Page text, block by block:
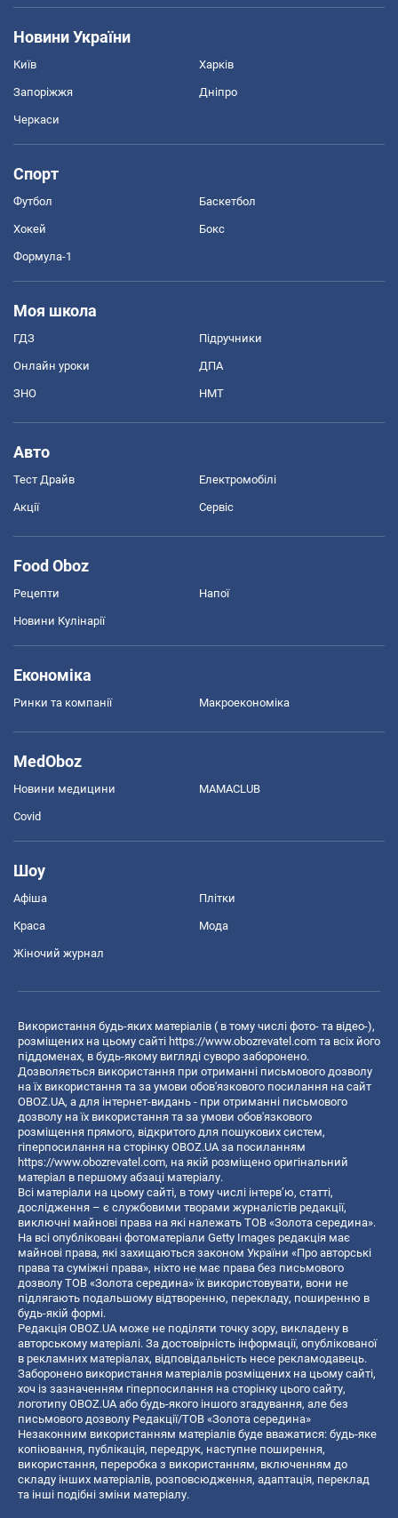
Новини України
Київ Харків
Запоріжжя Дніпро
Черкаси
Спорт
Футбол Баскетбол
Хокей Бокс
Формула-1
Моя школа
ГДЗ Підручники
Онлайн уроки ДПА
ЗНО НМТ
Авто
Тест Драйв Електромобілі
Акції Сервіс
Food Oboz
Рецепти Напої
Новини Кулінарії
Економіка
Ринки та компанії Макроекономіка
MedOboz
Новини медицини MAMACLUB
Covid
Шоу
Афіша Плітки
Краса Мода
Жіночий журнал
Використання будь-яких матеріалів ( в тому числі фото- та відео-),
розміщених на цьому сайті https://www.obozrevatel.com та всіх його
піддоменах, в будь-якому вигляді суворо заборонено.
Дозволяється використання при отриманні письмового дозволу
на їх використання та за умови обов'язкового посилання на сайт
OBOZ.UA, а для інтернет-видань - при отриманні письмового
дозволу на їх використання та за умови обов'язкового
розміщення прямого, відкритого для пошукових систем,
гіперпосилання на сторінку OBOZ.UA за посиланням
https://www.obozrevatel.com, на якій розміщено оригінальний
матеріал в першому абзаці матеріалу.
Всі матеріали на цьому сайті, в тому числі інтерв’ю, статті,
дослідження – є службовими творами журналістів редакції,
виключні майнові права на які належать ТОВ «Золота середина».
На всі опубліковані фотоматеріали Getty Images редакція має
майнові права, які захищаються законом України «Про авторські
права та суміжні права», ніхто не має права без письмового
дозволу ТОВ «Золота середина» їх використовувати, вони не
підлягають подальшому відтворенню, перекладу, поширенню в
будь-якій формі.
Редакція OBOZ.UA може не поділяти точку зору, викладену в
авторському матеріалі. За достовірність інформації, опублікованої
в рекламних матеріалах, відповідальність несе рекламодавець.
Заборонено використання матеріалів розміщених на цьому сайті,
хоч із зазначенням гіперпосилання на сторінку цього сайту,
логотипу OBOZ.UA або будь-якого іншого згадування, але без
письмового дозволу Редакції/ТОВ «Золота середина»
Незаконним використанням матеріалів буде вважатися: будь-яке
копiювання, публiкацiя, передрук, наступне поширення,
використання, переробка з використанням, включенням до
складу інших матеріалів, розповсюдження, адаптація, переклад
та інші подібні зміни матеріалу.